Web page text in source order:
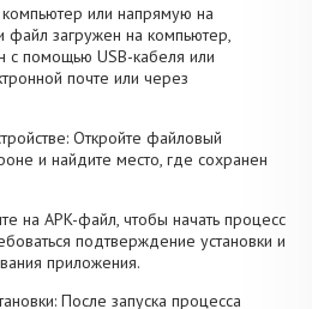
или напрямую на
файл загружен на компьютер,
с помощью USB-кабеля или
почте или через
Откройте файловый
и найдите место, где сохранен
на APK-файл, чтобы начать процесс
подтверждение установки и
приложения.
После запуска процесса